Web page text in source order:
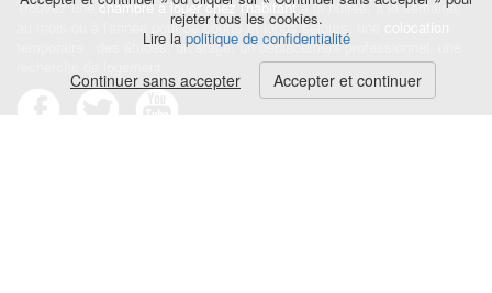
Trouvez unechambre à louer chez l'habitantà la nuitée, à la semaine,
au mois ou à l'année pour de courts et longs séjours, une
temporaire : des études, un stage, un déplacement professionnel, une
rejeter tous les cookies.
Lire la politique de confidentialité
Continuer sans accepter Accepter et continuer